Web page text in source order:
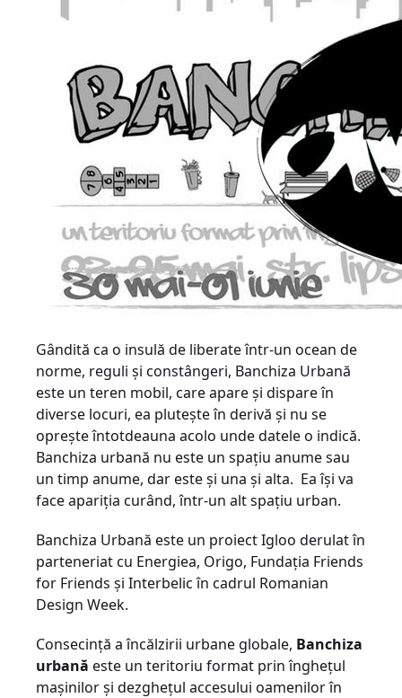
Gândită ca o insulă de liberate într-un ocean de
norme, reguli și constângeri, Banchiza Urbană
este un teren mobil, care apare și dispare în
diverse locuri, ea plutește în derivă și nu se
oprește întotdeauna acolo unde datele o indică.
Banchiza urbană nu este un spațiu anume sau
un timp anume, dar este și una și alta. Ea își va
face apariția curând, într-un alt spațiu urban.
Banchiza Urbană este un proiect Igloo derulat în
parteneriat cu Energiea, Origo, Fundaţia Friends
for Friends şi Interbelic în cadrul Romanian
Design Week.
Consecinţă a încălzirii urbane globale, Banchiza
urbană este un teritoriu format prin îngheţul
maşinilor şi dezgheţul accesului oamenilor în